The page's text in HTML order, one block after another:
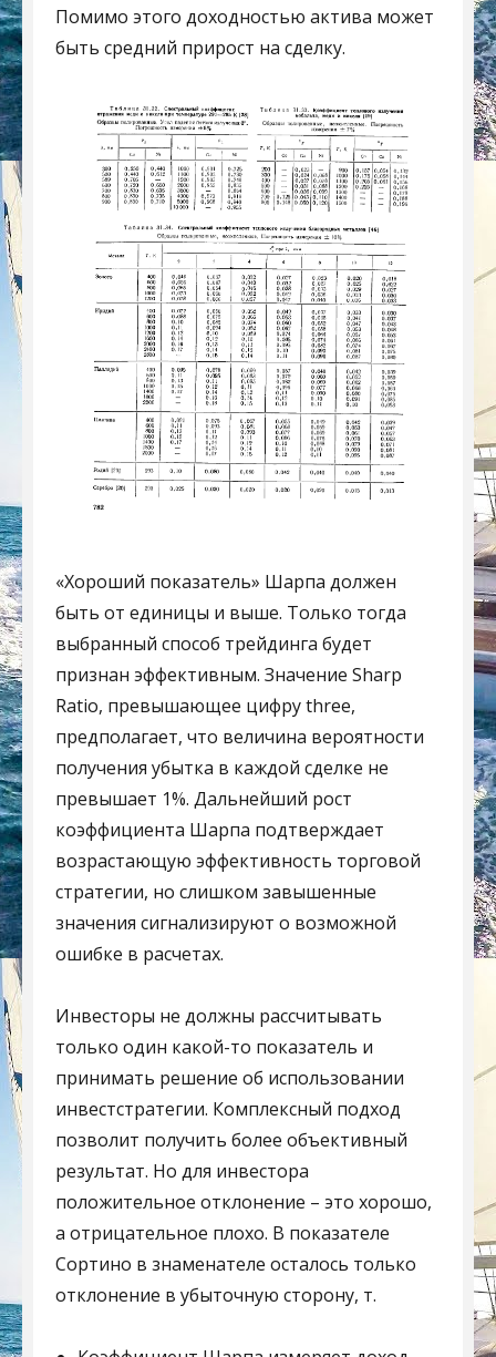
Помимо этого доходностью актива может
быть средний прирост на сделку.
«Хороший показатель» Шарпа должен
быть от единицы и выше. Только тогда
выбранный способ трейдинга будет
признан эффективным. Значение Sharp
Ratio, превышающее цифру three,
предполагает, что величина вероятности
получения убытка в каждой сделке не
превышает 1%. Дальнейший рост
коэффициента Шарпа подтверждает
возрастающую эффективность торговой
стратегии, но слишком завышенные
значения сигнализируют о возможной
ошибке в расчетах.
Инвесторы не должны рассчитывать
только один какой-то показатель и
принимать решение об использовании
инвестстратегии. Комплексный подход
позволит получить более объективный
результат. Но для инвестора
положительное отклонение – это хорошо,
а отрицательное плохо. В показателе
Сортино в знаменателе осталось только
отклонение в убыточную сторону, т.